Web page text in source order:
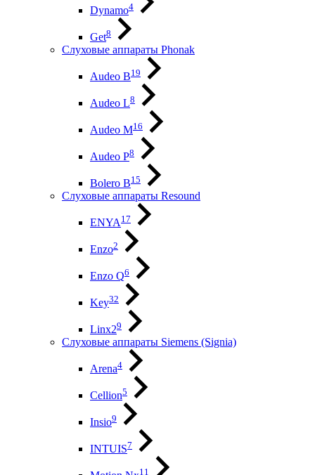
Dynamo4
Get8
Слуховые аппараты Phonak
Audeo B19
Audeo L8
Audeo М16
Audeo P8
Bolero B15
Слуховые аппараты Resound
ENYA 17
Enzo2
Enzo Q6
Key32
Linx29
Слуховые аппараты Siemens (Signia)
Arena4
Cellion5
Insio9
INTUIS7
11